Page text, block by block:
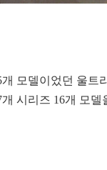
모델이었던 울트
시리즈 16개 모델